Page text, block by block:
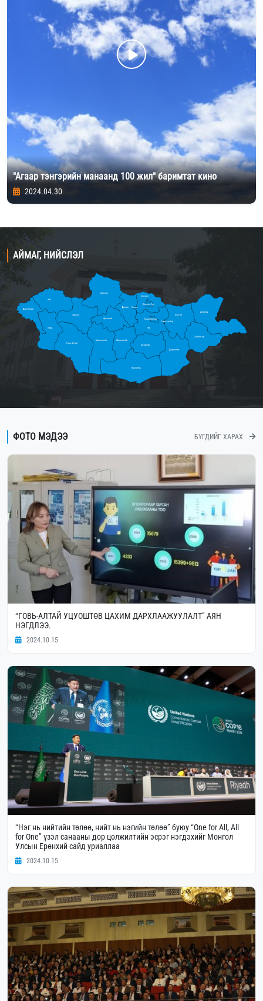
"Агаар тэнгэрийн манаанд 100 жил" баримтат кино
2024.04.30
АЙМАГ, НИЙСЛЭЛ
Дорнод
Баян-Өлгий
Ховд
Сүхбаатар
Дорноговь
Говь-Алтай
Баянхонгор
Өмнөговь
Хөвсгөл
Булган
Увс
Сэлэнгэ
Завхан Хэнтий
Дархан-Уул
Төв
Архангай
Орхон
Дундговь
Өвөрхангай
Говьсүмбэр
Улаанбаатар
ФОТО МЭДЭЭ БҮГДИЙГ ХАРАХ
“ГОВЬ-АЛТАЙ УЦУОШТӨВ ЦАХИМ ДАРХЛААЖУУЛАЛТ” АЯН
НЭГДЛЭЭ.
2024.10.15
“Нэг нь нийтийн төлөө, нийт нь нэгийн төлөө” буюу “One for All, All
for One” үзэл санааны дор цөлжилтийн эсрэг нэгдэхийг Монгол
Улсын Ерөнхий сайд уриаллаа
2024.10.15